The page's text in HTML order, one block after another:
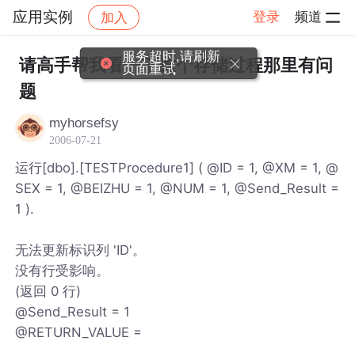
应用实例 加入 登录 频道
社区 应用实例 帖子详情
请高手帮我看一下这个存储过程那里有问
题
myhorsefsy
2006-07-21
运行[dbo].[TESTProcedure1] ( @ID = 1, @XM = 1, @
SEX = 1, @BEIZHU = 1, @NUM = 1, @Send_Result =
1 ).
无法更新标识列 'ID'。
没有行受影响。
(返回 0 行)
@Send_Result = 1
@RETURN_VALUE =
服务超时,请刷新
页面重试